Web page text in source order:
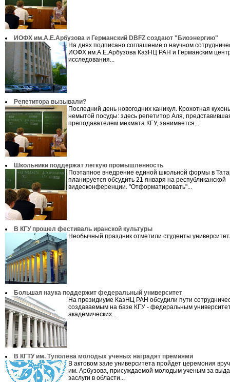
ИОФХ им.А.Е.Арбузова и Германский DBFZ создают "Биоэнергию"
На днях подписано соглашение о научном
ИОФХ им.А.Е.Арбузова КазНЦ РАН и Германским
исследования...
Репетитора вызывали?
Последний день новогодних каникул. Крохотная
немытой посуды: здесь репетитор Аля,
преподавателем мехмата КГУ, занимается...
Школьники поддержат легкую промышленность
Поэтапное внедрение единой школьной формы в
планируется обсудить 21 января на республиканской
видеоконференции. "Отформатировать"...
В КГУ прошел фестиваль иранской культуры
Необычный праздник отметили студенты
Большая наука поддержит федеральный университет
На президиуме КазНЦ РАН обсудили пути
создаваемым на базе КГУ - федеральным
академических...
В КГТУ им. Туполева молодых ученых наградят премиями
В актовом зале университета пройдет церемония
им. Арбузова, присуждаемой молодым ученым за
заслуги в области...